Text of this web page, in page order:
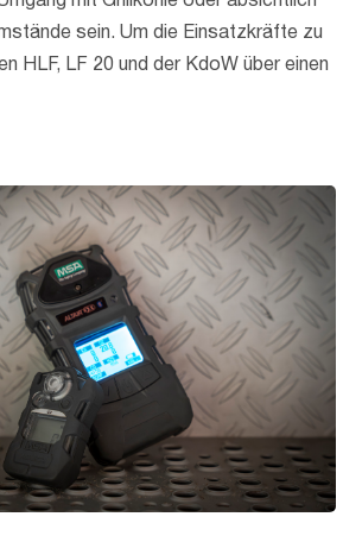
sein. Um die Einsatzkräfte zu
HLF, LF 20 und der KdoW über einen